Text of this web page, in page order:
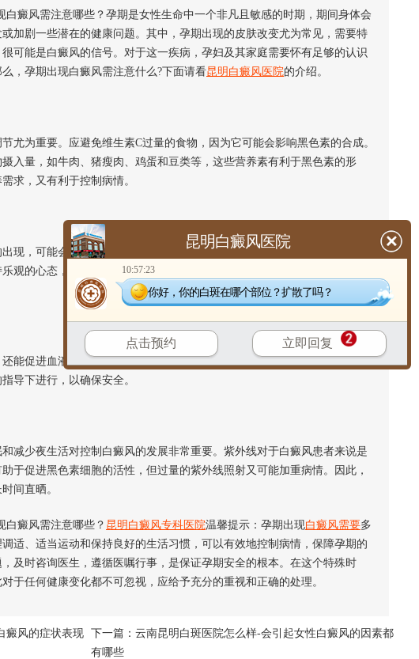
白癜风需注意哪些？孕期是女性生命中一个非凡且敏感的时期，期间身体会
加剧一些潜在的健康问题。其中，孕期出现的皮肤改变尤为常见，需要特
可能是白癜风的信号。对于这一疾病，孕妇及其家庭需要怀有足够的认识
，孕期出现白癜风需注意什么?下面请看昆明白癜风医院的介绍。
尤为重要。应避免维生素C过量的食物，因为它可能会影响黑色素的合成。
入量，如牛肉、猪瘦肉、鸡蛋和豆类等，这些营养素有利于黑色素的形
求，又有利于控制病情。
，可能会加重孕妇的心理负担，产生焦虑和抑郁情绪。因此，积极的心
观的心态，必要时可以寻求专业心理医生的帮助，通过心理咨询等方式缓
能促进血液循环，对改善或防止白癜风有一定的帮助。孕妇可以选择散
导下进行，以确保安全。
少夜生活对控制白癜风的发展非常重要。紫外线对于白癜风患者来说是
于促进黑色素细胞的活性，但过量的紫外线照射又可能加重病情。因此，
间直晒。
癜风需注意哪些？ 昆明白癜风专科医院温馨提示：孕期出现白癜风需要多
适、适当运动和保持良好的生活习惯，可以有效地控制病情，保障孕期的
及时咨询医生，遵循医嘱行事，是保证孕期安全的根本。在这个特殊时
于任何健康变化都不可忽视，应给予充分的重视和正确的处理。
癜风的症状表现
下一篇： 云南昆明白斑医院怎么样-会引起女性白癜风的因素都
有哪些
昆明白癜风医院
10:57:23
你好，你的白斑在哪个部位？扩散了吗？
点击预约 立即回复